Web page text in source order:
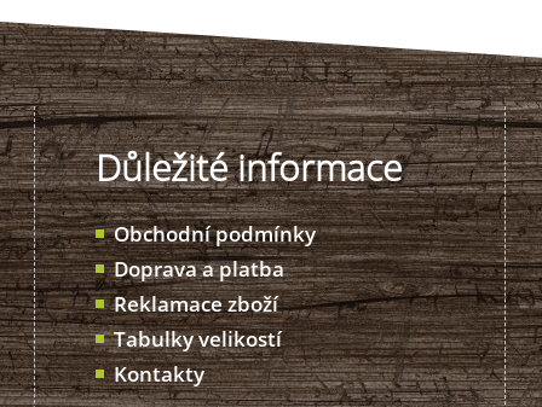
Důležité informace
Obchodní podmínky
Doprava a platba
Reklamace zboží
Tabulky velikostí
Kontakty